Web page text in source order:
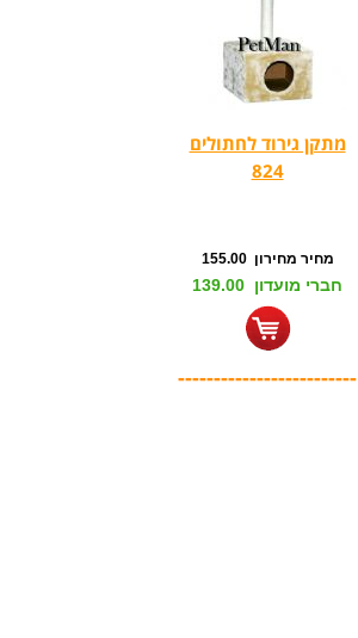
מתקן גירוד לחתולים
824
מחיר מחירון 155.00
חברי מועדון 139.00
-------------------------